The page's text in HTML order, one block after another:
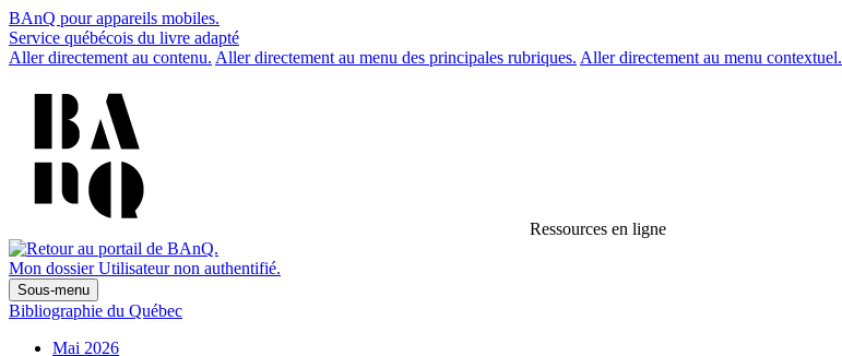
BAnQ pour appareils mobiles.
Service québécois du livre adapté
Aller directement au contenu. Aller directement au menu des principales rubriques. Aller directement au menu contextuel.
Ressources en ligne
Mon dossier Utilisateur non authentifié.
Sous-menu
Bibliographie du Québec
Mai 2026